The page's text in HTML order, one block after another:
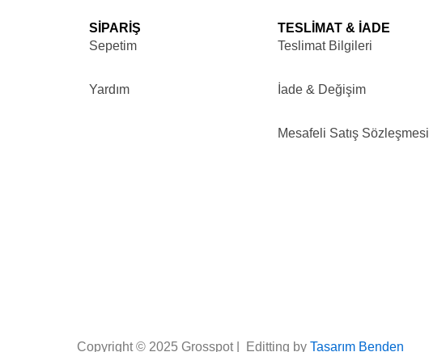
SİPARİŞ
Sepetim
Yardım
TESLİMAT & İADE
Teslimat Bilgileri
İade & Değişim
Mesafeli Satış Sözleşmesi
Copyright © 2025 Grosspot | Editting by Tasarım Benden